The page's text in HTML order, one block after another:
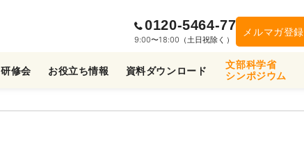
0120-5464-77
9:00〜18:00（土日祝除く）
メルマガ登録
研修会 お役立ち情報 資料ダウンロード
文部科学省
シンポジウム